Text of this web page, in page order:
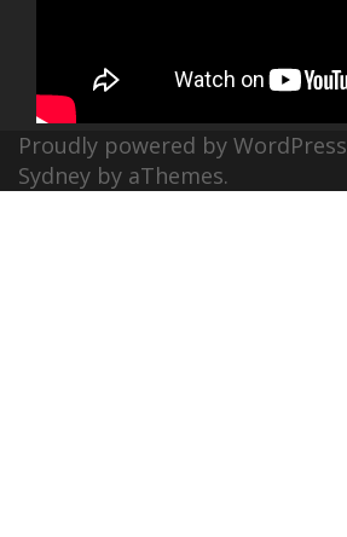
Proudly powered by WordPress
Sydney by aThemes.